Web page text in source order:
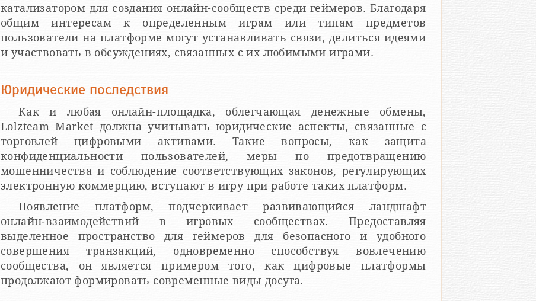
катализатором для создания онлайн-сообществ среди геймеров. Благодаря
общим интересам к определенным играм или типам предметов
пользователи на платформе могут устанавливать связи, делиться идеями
и участвовать в обсуждениях, связанных с их любимыми играми.
Юридические последствия
Как и любая онлайн-площадка, облегчающая денежные обмены,
Lolzteam Market должна учитывать юридические аспекты, связанные с
торговлей цифровыми активами. Такие вопросы, как защита
конфиденциальности пользователей, меры по предотвращению
мошенничества и соблюдение соответствующих законов, регулирующих
электронную коммерцию, вступают в игру при работе таких платформ.
Появление платформ, подчеркивает развивающийся ландшафт
онлайн-взаимодействий в игровых сообществах. Предоставляя
выделенное пространство для геймеров для безопасного и удобного
совершения транзакций, одновременно способствуя вовлечению
сообщества, он является примером того, как цифровые платформы
продолжают формировать современные виды досуга.